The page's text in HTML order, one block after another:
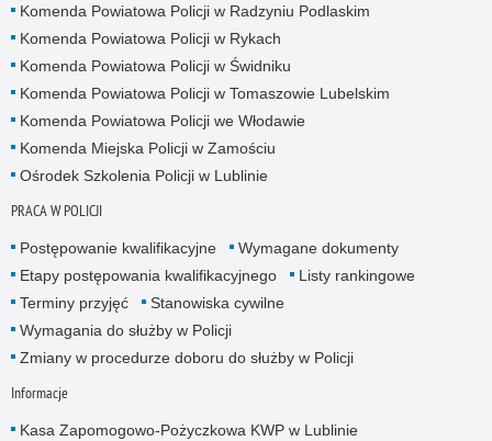
Komenda Powiatowa Policji w Radzyniu Podlaskim
Komenda Powiatowa Policji w Rykach
Komenda Powiatowa Policji w Świdniku
Komenda Powiatowa Policji w Tomaszowie Lubelskim
Komenda Powiatowa Policji we Włodawie
Komenda Miejska Policji w Zamościu
Ośrodek Szkolenia Policji w Lublinie
PRACA W POLICJI
Postępowanie kwalifikacyjne
Wymagane dokumenty
Etapy postępowania kwalifikacyjnego
Listy rankingowe
Terminy przyjęć
Stanowiska cywilne
Wymagania do służby w Policji
Zmiany w procedurze doboru do służby w Policji
Informacje
Kasa Zapomogowo-Pożyczkowa KWP w Lublinie